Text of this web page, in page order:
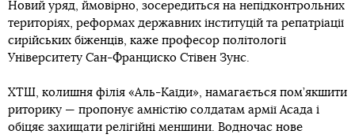
Новий уряд, ймовірно, зосередиться на непідконтрольних
територіях, реформах державних інституцій та репатріації
сирійських біженців, каже професор політології
Університету Сан-Франциско Стівен Зунс.
ХТШ, колишня філія «Аль-Каїди», намагається пом’якшити
риторику — пропонує амністію солдатам армії Асада і
обіцяє захищати релігійні меншини. Водночас нове